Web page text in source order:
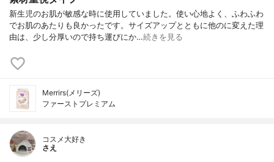
新生児のお肌が敏感な時に使用していました。使い心地よく、ふわふわ
でお肌のあたりも良かったです。サイズアップとともに他のに変えた理
由は、少し分厚いので持ち運びにか…続きを見る
Merrirs(メリーズ)
ファーストプレミアム
コスメ大好き
さえ